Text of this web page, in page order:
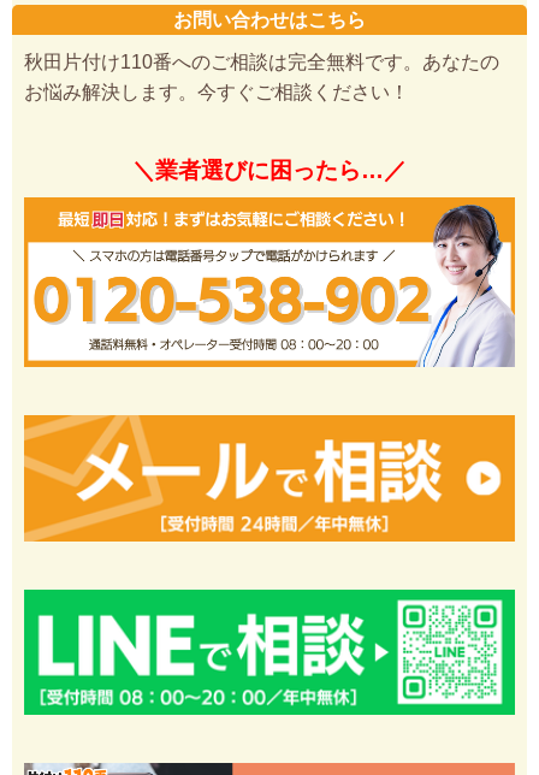
お問い合わせはこちら
秋田片付け110番へのご相談は完全無料です。あなたの
お悩み解決します。今すぐご相談ください！
＼業者選びに困ったら…／